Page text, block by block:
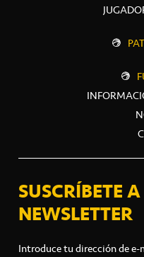
SUSCRÍBETE
NEWSLETTER
Introduce tu dirección de